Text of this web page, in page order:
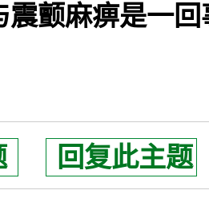
震颤麻痹是一
回复此主题